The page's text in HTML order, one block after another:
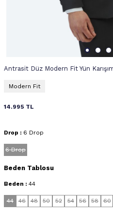
Antrasit Düz Modern Fit Yün
Modern Fit
14.995 TL
Drop : 6 Drop
6 Drop
Beden Tablosu
Beden : 44
44 46 48 50 52 54 56 58 60